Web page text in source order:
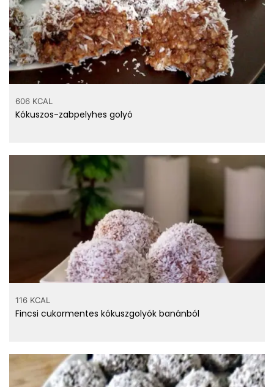
606 KCAL
Kókuszos-zabpelyhes golyó
116 KCAL
Fincsi cukormentes kókuszgolyók banánból